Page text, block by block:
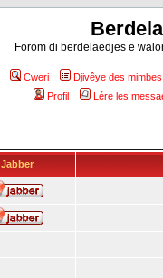
Forom di berdelaedjes e
Cweri Djivêye des mimbes
Profil
Lére les
Jabber